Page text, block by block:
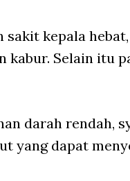
kepala
kabur. Selain itu
darah rendah,
yang dapat